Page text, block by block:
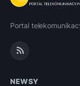
Portal
NEWSY